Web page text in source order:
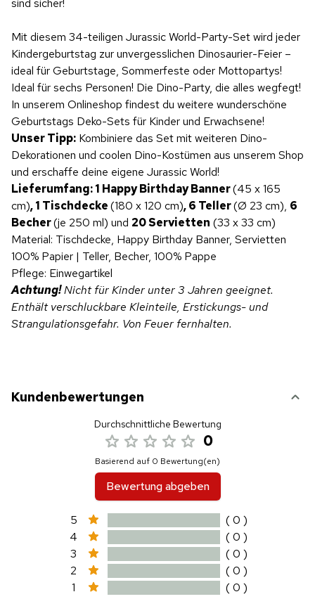
Mit diesem 34-teiligen Jurassic World-Party-Set wird jeder
Kindergeburtstag zur unvergesslichen Dinosaurier-Feier –
ideal für Geburtstage, Sommerfeste oder Mottopartys!
Ideal für sechs Personen! Die Dino-Party, die alles wegfegt!
In unserem Onlineshop findest du weitere wunderschöne
Geburtstags Deko-Sets für Kinder und Erwachsene!
Unser Tipp: Kombiniere das Set mit weiteren Dino-
Dekorationen und coolen Dino-Kostümen aus unserem Shop
und erschaffe deine eigene Jurassic World!
Lieferumfang: 1 Happy Birthday Banner(45 x 165
cm), 1 Tischdecke(180 x 120 cm), 6 Teller(Ø 23 cm), 6
Becher(je 250 ml) und 20 Servietten (33 x 33 cm)
Material: Tischdecke, Happy Birthday Banner, Servietten
100% Papier | Teller, Becher, 100% Pappe
Pflege: Einwegartikel
Achtung!Nicht für Kinder unter 3 Jahren geeignet.
Enthält verschluckbare Kleinteile, Erstickungs- und
Strangulationsgefahr. Von Feuer fernhalten.
Kundenbewertungen
Durchschnittliche Bewertung
0
Basierend auf 0 Bewertung(en)
Bewertung abgeben
5
( 0 )
4
( 0 )
3
( 0 )
2
( 0 )
1
( 0 )